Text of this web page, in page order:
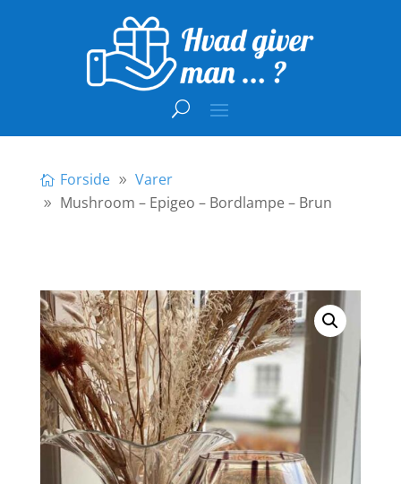
Forside
Varer
Mushroom – Epigeo – Bordlampe – Brun